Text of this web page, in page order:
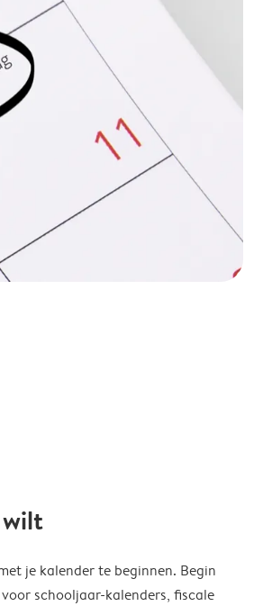
wilt
je kalender te beginnen. Begin
schooljaar-kalenders, fiscale